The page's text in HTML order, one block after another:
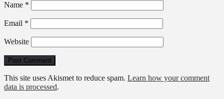
Name *
Email *
Website
This site uses Akismet to reduce spam. Learn how your comment
data is processed.